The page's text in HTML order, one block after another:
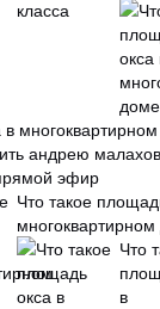
андрею
эфир
Что такое
Что
в